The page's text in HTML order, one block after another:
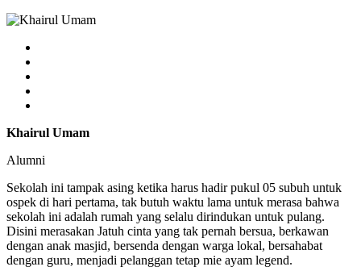
Khairul Umam
Alumni
Sekolah ini tampak asing ketika harus hadir pukul 05 subuh untuk
ospek di hari pertama, tak butuh waktu lama untuk merasa bahwa
sekolah ini adalah rumah yang selalu dirindukan untuk pulang.
Disini merasakan Jatuh cinta yang tak pernah bersua, berkawan
dengan anak masjid, bersenda dengan warga lokal, bersahabat
dengan guru, menjadi pelanggan tetap mie ayam legend.